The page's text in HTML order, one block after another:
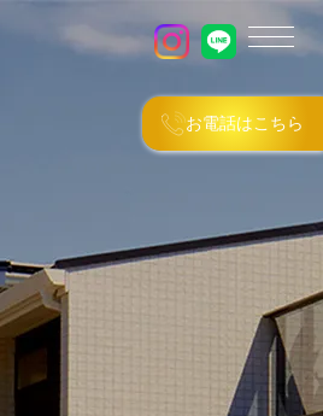
お電話はこちら